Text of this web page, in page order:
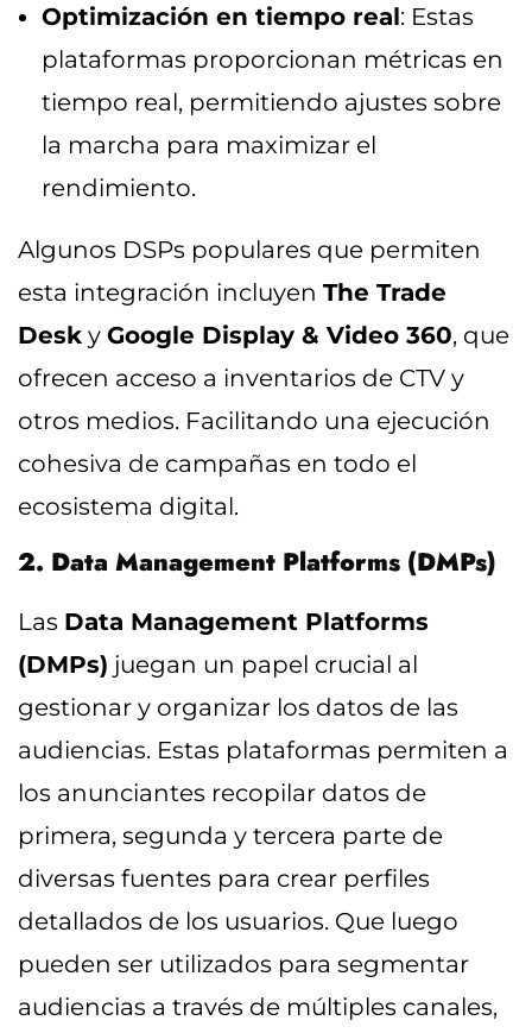
Optimización en tiempo real: Estas
plataformas proporcionan métricas en
tiempo real, permitiendo ajustes sobre
la marcha para maximizar el
rendimiento.
Algunos DSPs populares que permiten
esta integración incluyen The Trade
Desk y Google Display & Video 360, que
ofrecen acceso a inventarios de CTV y
otros medios. Facilitando una ejecución
cohesiva de campañas en todo el
ecosistema digital.
2. Data Management Platforms (DMPs)
Las Data Management Platforms
(DMPs) juegan un papel crucial al
gestionar y organizar los datos de las
audiencias. Estas plataformas permiten a
los anunciantes recopilar datos de
primera, segunda y tercera parte de
diversas fuentes para crear perfiles
detallados de los usuarios. Que luego
pueden ser utilizados para segmentar
audiencias a través de múltiples canales,